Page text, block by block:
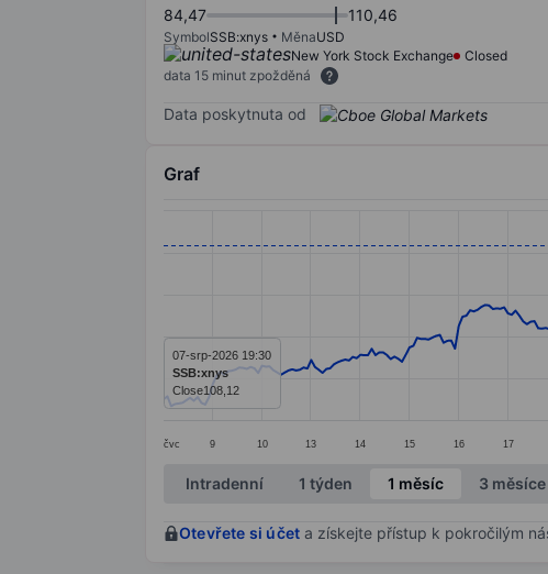
84,47 110,46
SymbolSSB:xnys MěnaUSD
New York Stock Exchange
Closed
data 15 minut zpožděná
Data poskytnuta od
Graf
The chart has 1 Y axis displaying values.
čvc 9 10 13 14 15 16 17
07-srp-2026 19:30
SSB:xnys
Close108,12
End of interactive chart.
Intradenní 1 týden 1 měsíc 3 měsíce
Otevřete si účet a získejte přístup k pokročilým